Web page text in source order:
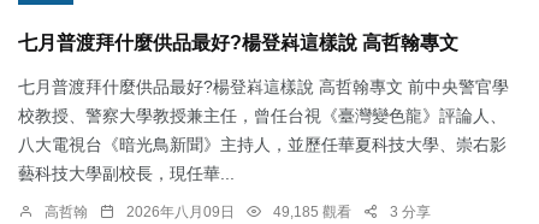
七月普渡拜什麼供品最好?楊登嵙這樣說 高哲翰專文
七月普渡拜什麼供品最好?楊登嵙這樣說 高哲翰專文 前中央警官學
校教授、警察大學教授兼主任，曾任台視《臺灣變色龍》評論人、
八大電視台《暗光鳥新聞》主持人，並歷任華夏科技大學、崇右影
藝科技大學副校長，現任華...
高哲翰 2026年八月09日 49,185 觀看 3 分享